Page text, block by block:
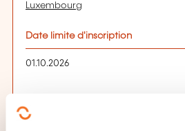
Luxembourg
Date limite d'inscription
01.10.2026
15.10.2026